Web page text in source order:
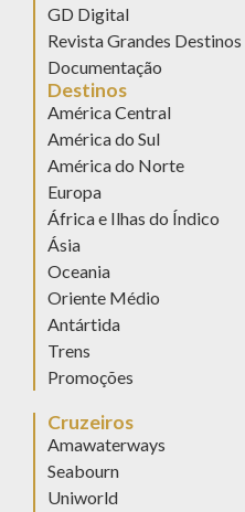
GD Digital
Revista Grandes Destinos
Documentação
Destinos
América Central
América do Sul
América do Norte
Europa
África e Ilhas do Índico
Ásia
Oceania
Oriente Médio
Antártida
Trens
Promoções
Cruzeiros
Amawaterways
Seabourn
Uniworld